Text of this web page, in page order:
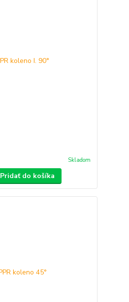
Skladom
Pridať do košíka